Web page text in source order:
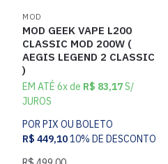
MOD
MOD GEEK VAPE L200
CLASSIC MOD 200W (
AEGIS LEGEND 2 CLASSIC
)
EM ATÉ 6x de R$ 83,17S/
JUROS
POR PIX OU BOLETO
R$ 449,1010% DE DESCONTO